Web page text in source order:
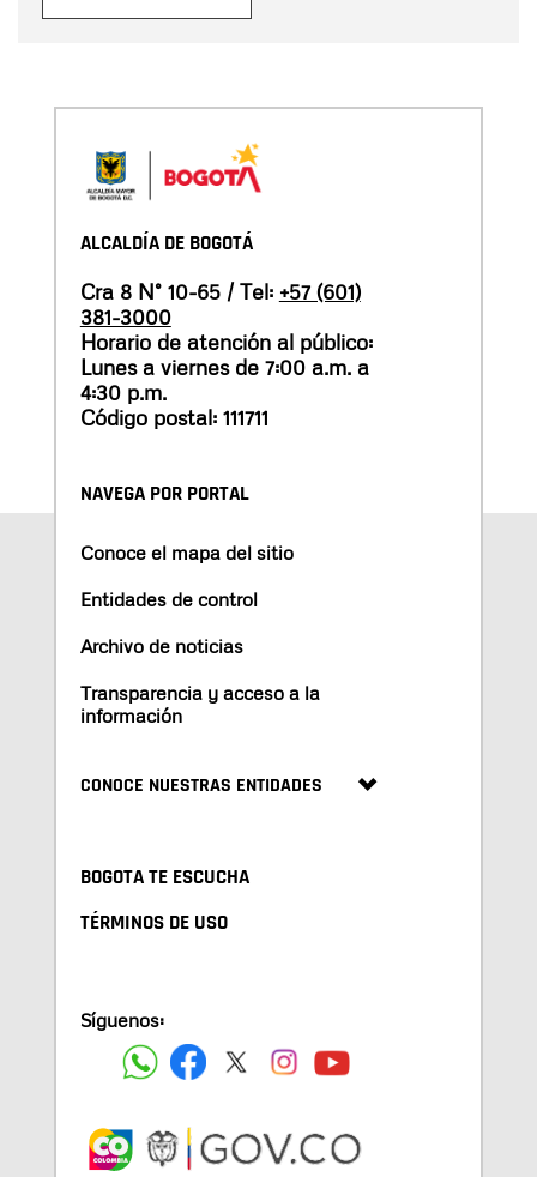
ALCALDÍA DE BOGOTÁ
Cra 8 N° 10-65 / Tel: +57 (601)
381-3000
Horario de atención al público:
Lunes a viernes de 7:00 a.m. a
4:30 p.m.
Código postal: 111711
NAVEGA POR PORTAL
Conoce el mapa del sitio
Entidades de control
Archivo de noticias
Transparencia y acceso a la
información
CONOCE NUESTRAS ENTIDADES
BOGOTA TE ESCUCHA
TÉRMINOS DE USO
Síguenos: